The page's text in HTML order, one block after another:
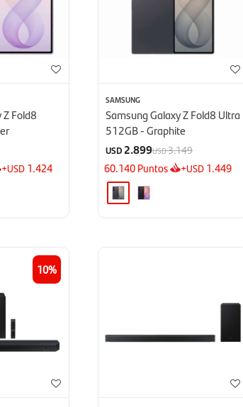
Fold8
+USD 1.424
SAMSUNG
Samsung Galaxy Z Fold8 Ultra
512GB - Graphite
USD2.899USD3.149
60.140Puntos +USD 1.449
10